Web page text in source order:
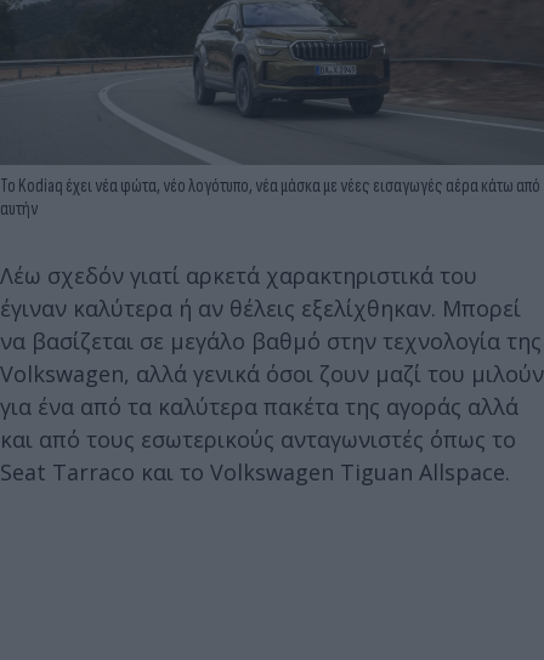
To Kodiaq έχει νέα φώτα, νέο λογότυπο, νέα μάσκα με νέες εισαγωγές αέρα κάτω από
αυτήν
Λέω σχεδόν γιατί αρκετά χαρακτηριστικά του
έγιναν καλύτερα ή αν θέλεις εξελίχθηκαν. Μπορεί
να βασίζεται σε μεγάλο βαθμό στην τεχνολογία της
Volkswagen, αλλά γενικά όσοι ζουν μαζί του μιλούν
για ένα από τα καλύτερα πακέτα της αγοράς αλλά
και από τους εσωτερικούς ανταγωνιστές όπως το
Seat Tarraco και το Volkswagen Tiguan Allspace.